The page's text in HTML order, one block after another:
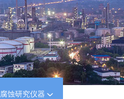
腐蚀研究仪器